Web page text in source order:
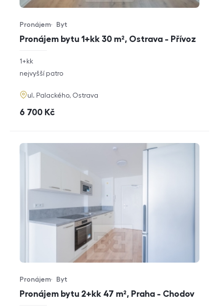
Pronájem bytu 1+kk 30 m², Ostrava - Přívoz
Typ nabídky
Pronájem
Typ nemovitosti
Byt
rozměry
dispozice
1+kk
funkce
nejvyšší patro
adresa
ul. Palackého, Ostrava
cena
6 700 Kč
Pronájem bytu 2+kk 47 m², Praha - Chodov
Typ nabídky
Pronájem
Typ nemovitosti
Byt